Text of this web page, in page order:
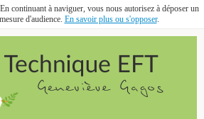
continuant à naviguer, vous nous autorisez à déposer un
d'audience. En savoir plus ou s'opposer.